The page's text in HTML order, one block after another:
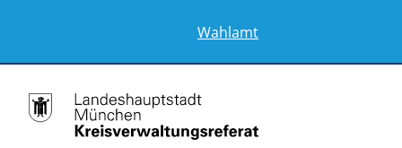
Wahlamt